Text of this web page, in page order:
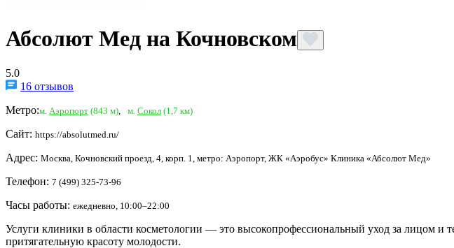
Абсолют Мед на Кочновском
5.0
16 отзывов
Метро:м. Аэропорт (843 м) м. Сокол(1,7 км)
Сайт: https://absolutmed.ru/
Адрес: Москва, Кочновский проезд, 4, корп. 1, метро: Аэропорт, ЖК «Аэробус» Клиника «Абсолют Мед»
Телефон: 7 (499) 325-73-96
Часы работы: ежедневно, 10:00–22:00
Услуги клиники в области косметологии — это высокопрофессиональный уход за лицом и
притягательную красоту молодости.